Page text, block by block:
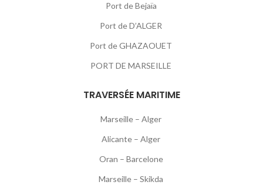
Port de Bejaïa
Port de D’ALGER
Port de GHAZAOUET
PORT DE MARSEILLE
TRAVERSÉE MARITIME
Marseille – Alger
Alicante – Alger
Oran – Barcelone
Marseille – Skikda